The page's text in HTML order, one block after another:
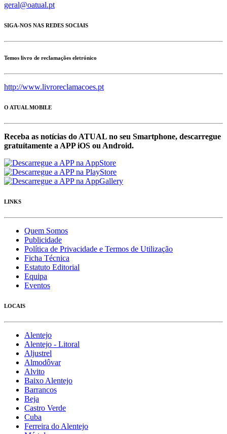
geral@oatual.pt
SIGA-NOS NAS REDES SOCIAIS
Temos livro de reclamações eletrónico
http://www.livroreclamacoes.pt
O ATUAL MOBILE
Receba as notícias do ATUAL no seu Smartphone, descarregue
gratuítamente a APP iOS ou Android.
LINKS
Quem Somos
Publicidade
Política de Privacidade e Termos de Utilização
Ficha Técnica
Estatuto Editorial
Equipa
Eventos
LOCAIS
Alentejo
Alentejo - Litoral
Aljustrel
Almodôvar
Alvito
Baixo Alentejo
Barrancos
Beja
Castro Verde
Cuba
Ferreira do Alentejo